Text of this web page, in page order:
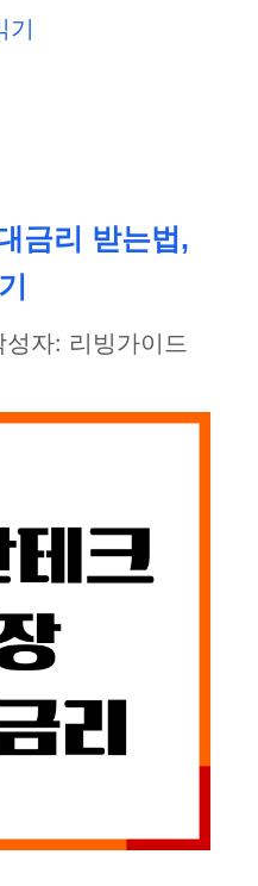
기
금리 받는법,
성자: 리빙가이드